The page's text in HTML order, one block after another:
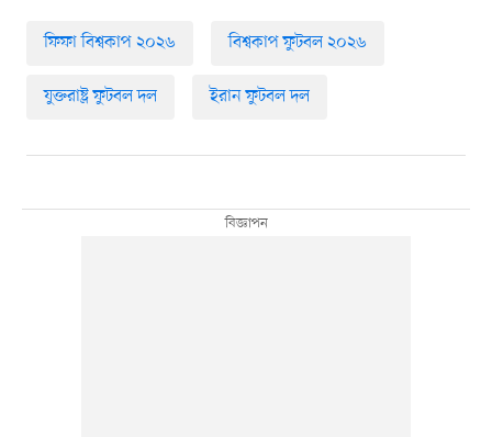
ফিফা বিশ্বকাপ ২০২৬ বিশ্বকাপ ফুটবল ২০২৬
যুক্তরাষ্ট্র ফুটবল দল ইরান ফুটবল দল